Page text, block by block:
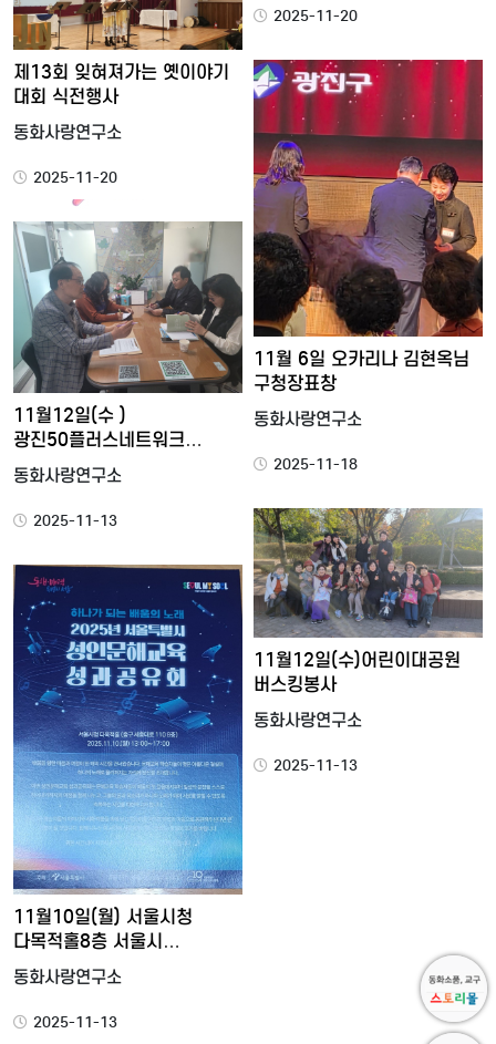
2025-11-20
제13회 잊혀져가는 옛이야기
대회 식전행사
동화사랑연구소
2025-11-20
11월 6일 오카리나 김현옥님
구청장표창
동화사랑연구소
2025-11-18
11월12일(수 )
광진50플러스네트워크
전이사장님과 광…
동화사랑연구소
2025-11-13
11월12일(수)어린이대공원
버스킹봉사
동화사랑연구소
2025-11-13
11월10일(월) 서울시청
다목적홀8층 서울시
성인문해…
동화사랑연구소
2025-11-13